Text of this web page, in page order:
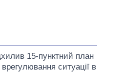
15-пунктний план
ситуації в